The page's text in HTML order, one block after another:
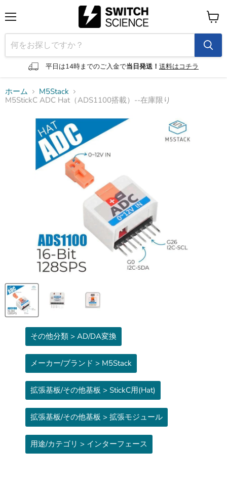
ニ
ュ
ー
平日は14時までのご入金で当日発送！ 送料はコチラ
カ
ー
ト
を
見
ホーム
M5Stack
M5StickC ADC Hat（ADS1100搭載）--在庫限り
その他分類 > AD/DA変換
メーカー/ブランド > M5Stack
拡張基板/その他基板 > StickC用(Hat)
拡張基板/その他基板 > 拡張モジュール
用途/カテゴリ > インターフェース